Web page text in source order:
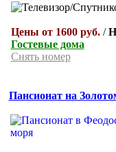
Цены от 1600 руб./
Гостевые дома
Снять номер
Пансионат на